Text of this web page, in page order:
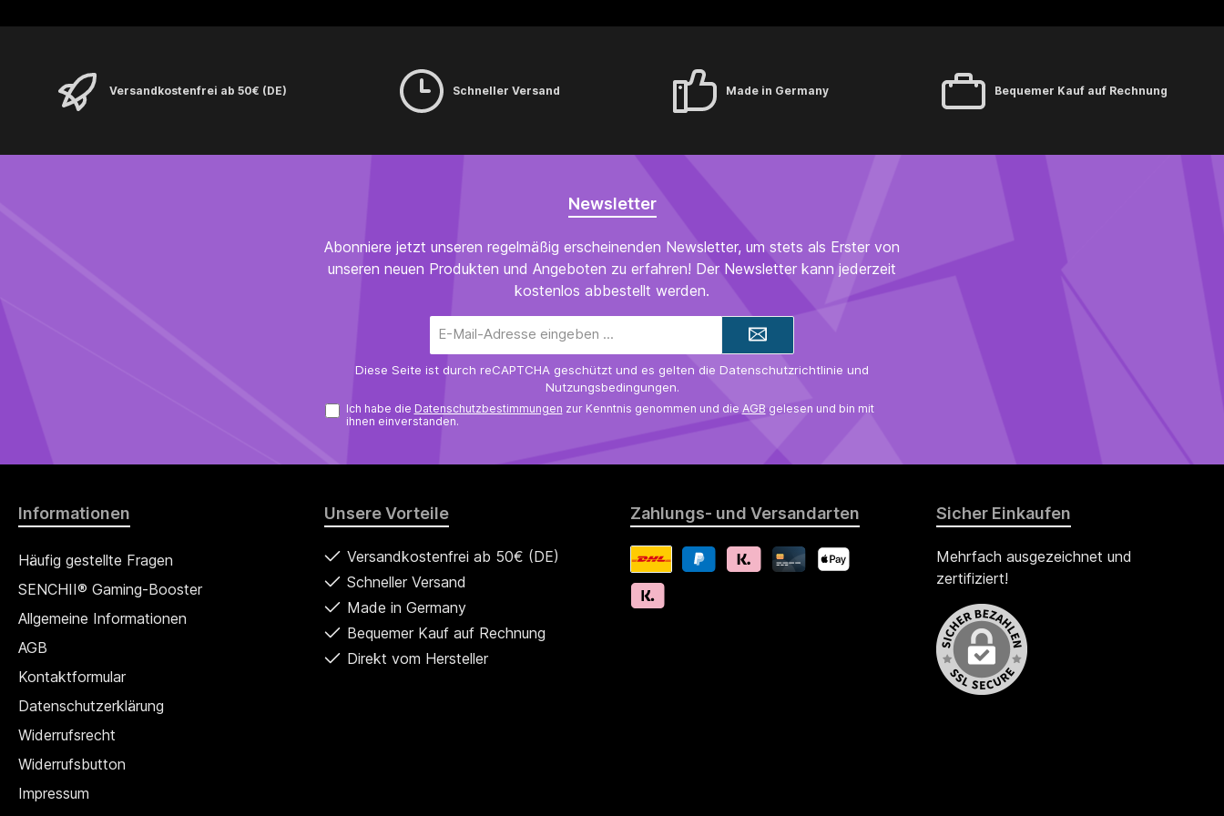
kannst. Nahrungsergänzungsmittel mit Vitamin B12, L-
Tyrosin, Taurin, Cholin und Koffein. Mit Zucker
g):Inhaltsstoffje Portion% NRV*Vitamin B122,5 µg100
%Cholin30,1 mg–L-Tyrosin1000 mg–Taurin500 mg–
von Gluten, Ei, Soja und Milcheiweiß können nicht
ausgeschlossen werden.Verzehrempfehlung: Bis zu
Wasser mischen.Hinweise: Die empfohlene tägliche
Verzehrmenge (8 g) darf nicht überschritten werden.
Extrakte (40 mg pro Portion entspricht 4,8 mg
empfohlen. Vom Verzehr auf nüchternen Magen wird
abgeraten. Zusätzlich wird der Verzehr verschiedener
Kein Ersatz für eine ausgewogene und
abwechslungsreiche Ernährung sowie eine allgemein
gesunde Lebensweise. Außerhalb der Reichweite von
Zimmertemperatur lagern. Vor direkter Wärme und
Lichteinstrahlung schützen. Ungeöffnet mindestens
haltbar bis Ende: siehe Dosenboden. Nach dem
Öffnen rasch aufbrauchen. Die tägliche Verzehrmenge
Epigallocatechingallat darf nicht überschritten
durch:SENCHIIDiana SeibelFröbelstr. 661137
Schöneckinfo@senchii.com
Versandkostenfrei ab 50€ (DE) Schneller Versand Made in Germany Bequemer Kauf auf Rechnung
Newsletter
Abonniere jetzt unseren regelmäßig erscheinenden Newsletter, um stets als Erster von
unseren neuen Produkten und Angeboten zu erfahren! Der Newsletter kann jederzeit
kostenlos abbestellt werden.
Mail-
Adresse*
Diese Seite ist durch reCAPTCHA geschützt und es gelten die Datenschutzrichtlinie und
Nutzungsbedingungen.
Ich habe die Datenschutzbestimmungen zur Kenntnis genommen und die AGB gelesen und bin mit
ihnen einverstanden.
Informationen
Häufig gestellte Fragen
SENCHII® Gaming-Booster
Allgemeine Informationen
AGB
Kontaktformular
Datenschutzerklärung
Widerrufsrecht
Widerrufsbutton
Impressum
Unsere Vorteile
Versandkostenfrei ab 50€ (DE)
Schneller Versand
Made in Germany
Bequemer Kauf auf Rechnung
Direkt vom Hersteller
Zahlungs- und Versandarten Sicher Einkaufen
Mehrfach ausgezeichnet und
zertifiziert!